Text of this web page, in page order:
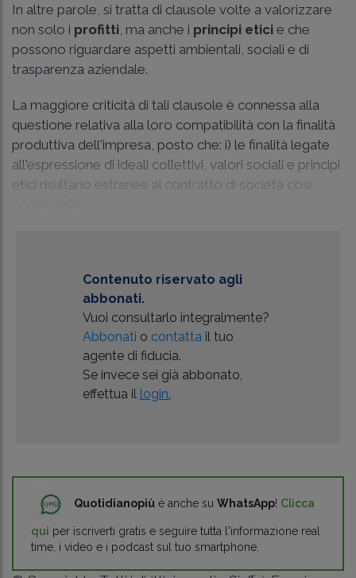
In altre parole, si tratta di clausole volte a valorizzare
non solo i profitti , ma anche i principi etici e che
possono riguardare aspetti ambientali, sociali e di
trasparenza aziendale.
La maggiore criticità di tali clausole è connessa alla
questione relativa alla loro compatibilità con la finalità
produttiva dell'impresa, posto che: i) le finalità legate
all'espressione di ideali collettivi, valori sociali e principi
etici risultano estranee al contratto di società così
Contenuto riservato agli
abbonati.
Vuoi consultarlo integralmente?
Abbonati o contatta il tuo
agente di fiducia.
Se invece sei già abbonato,
effettua il login.
Quotidianopiù è anche su WhatsApp! Clicca
qui per iscriverti gratis e seguire tutta l'informazione real
time, i video e i podcast sul tuo smartphone.